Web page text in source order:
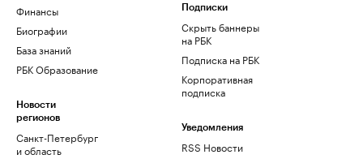
Финансы
Биографии
База знаний
РБК Образование
Новости
регионов
Санкт-Петербург
и область
Подписки
Скрыть баннеры
на РБК
Подписка на РБК
Корпоративная
подписка
Уведомления
RSS Новости